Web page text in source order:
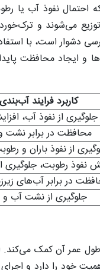
نفوذ آب یا
توزیع می‌شوند و
است، با استفاده
محافظت
کاربرد فرایند
جلوگیری از نفوذ آب،
محافظت در برابر نشت
از نفوذ باران و
نفوذ رطوبت،
در برابر آب‌های
جلوگیری از نشت آب و
عمر آن کمک
خود را دارد و